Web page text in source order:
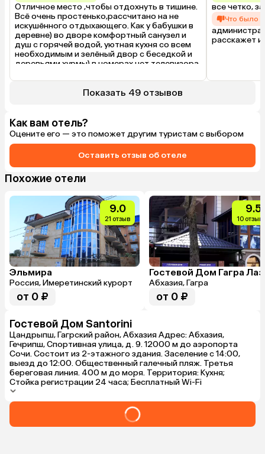
Отличное место ,чтобы отдохнуть в тишине.
Всё очень простенько,рассчитано на не
искушённого отдыхающего. Как у бабушки в
деревне) во дворе комфортный санузел и
душ с горячей водой, уютная кухня со всем
необходимым и зелёный двор с беседкой и
деревьями хурмы) в номерах нет телевизора
на качестве нашего отдыха, а за такую цену
это отличный вариант! огромное спасибо
все четко,
Что было
расскажет
Показать 49 отзывов
Как вам отель?
Оцените его — это поможет другим туристам с выбором
Оставить отзыв об отеле
Похожие отели
9.0
21 отзыв
Эльмира
Россия, Имеретинский курорт
от 0 ₽
9.5
10
Абхазия, Гагра
от 0 ₽
Гостевой Дом Santorini
Цандрыпш, Гагрский район, Абхазия Адрес: Абхазия,
Гечрипш, Спортивная улица, д. 9. 12000 м до аэропорта
Сочи. Состоит из 2-этажного здания. Заселение с 14:00,
выезд до 12:00. Общественный галечный пляж. Третья
береговая линия. 400 м до моря. Территория: Кухня;
Стойка регистрации 24 часа; Бесплатный Wi-Fi